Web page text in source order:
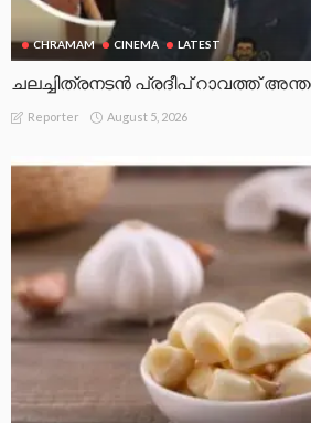
CHRAMAM CINEMA LATEST
ചലച്ചിത്രനടൻ പ്രദീപ് റാവത്ത്
Reporter August 5, 2026